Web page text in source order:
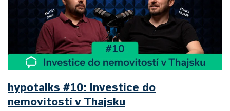
hypotalks #10: Investice do
nemovitostí v Thajsku